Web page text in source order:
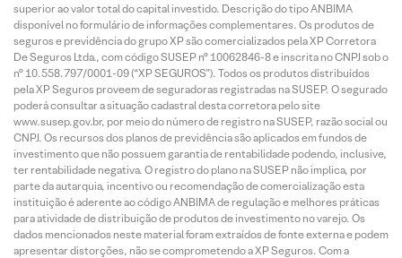
superior ao valor total do capital investido. Descrição do tipo ANBIMA
disponível no formulário de informações complementares. Os produtos de
seguros e previdência do grupo XP são comercializados pela XP Corretora
De Seguros Ltda., com código SUSEP n° 10062846-8 e inscrita no CNPJ sob o
n° 10.558.797/0001-09 (“XP SEGUROS”). Todos os produtos distribuídos
pela XP Seguros proveem de seguradoras registradas na SUSEP. O segurado
poderá consultar a situação cadastral desta corretora pelo site
www.susep.gov.br, por meio do número de registro na SUSEP, razão social ou
CNPJ. Os recursos dos planos de previdência são aplicados em fundos de
investimento que não possuem garantia de rentabilidade podendo, inclusive,
ter rentabilidade negativa. O registro do plano na SUSEP não implica, por
parte da autarquia, incentivo ou recomendação de comercialização esta
instituição é aderente ao código ANBIMA de regulação e melhores práticas
para atividade de distribuição de produtos de investimento no varejo. Os
dados mencionados neste material foram extraídos de fonte externa e podem
apresentar distorções, não se comprometendo a XP Seguros. Com a